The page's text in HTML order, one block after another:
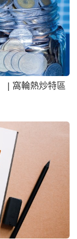
| 窩輪熱炒特區